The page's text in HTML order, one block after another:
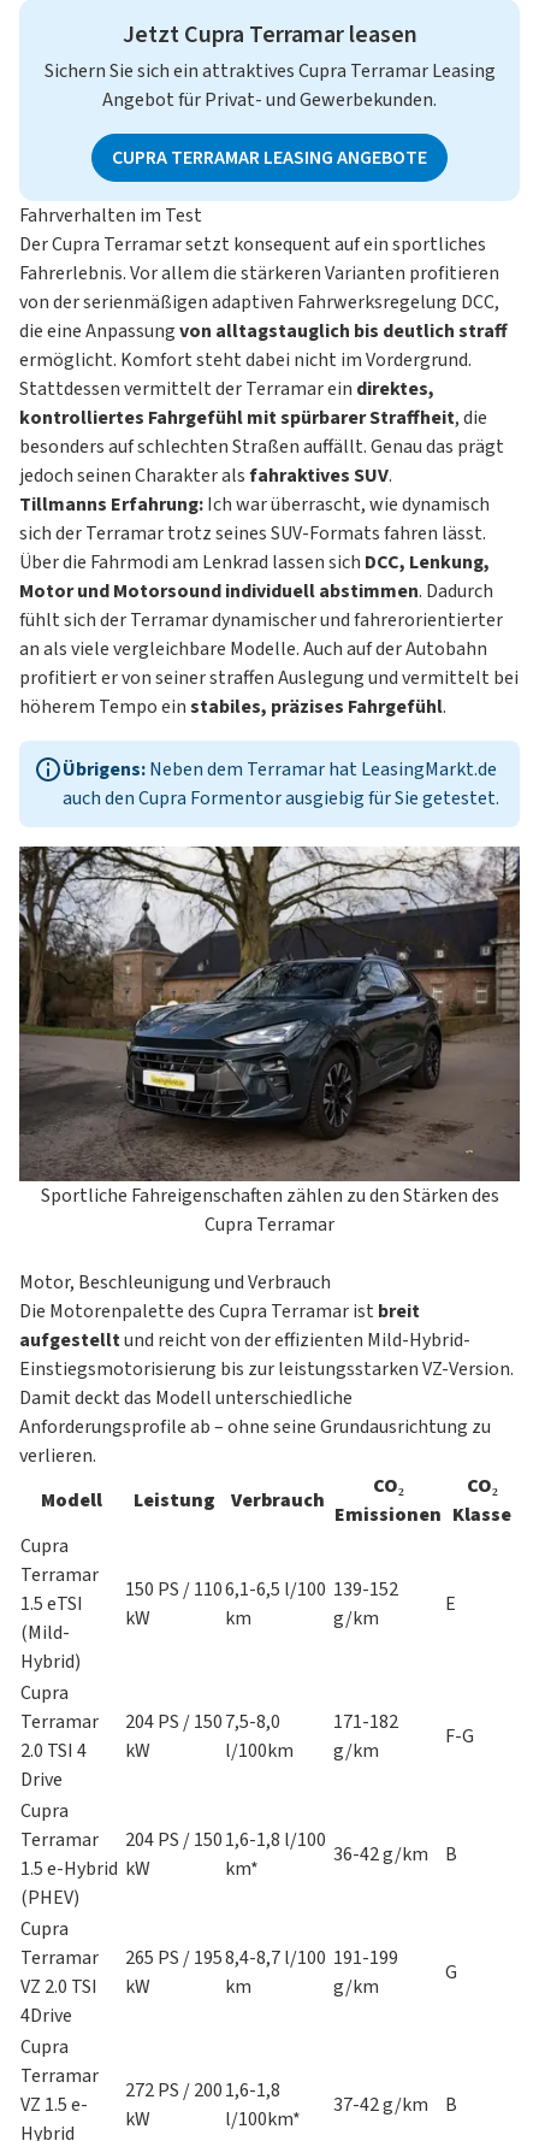
Jetzt Cupra Terramar leasen
Sichern Sie sich ein attraktives Cupra Terramar Leasing
Angebot für Privat- und Gewerbekunden.
CUPRA TERRAMAR LEASING ANGEBOTE
Fahrverhalten im Test
Der Cupra Terramar setzt konsequent auf ein sportliches
Fahrerlebnis. Vor allem die stärkeren Varianten profitieren
von der serienmäßigen adaptiven Fahrwerksregelung DCC,
die eine Anpassungvon alltagstauglich bis deutlich straff
ermöglicht. Komfort steht dabei nicht im Vordergrund.
Stattdessen vermittelt der Terramar ein direktes,
kontrolliertes Fahrgefühl mit spürbarer Straffheit, die
besonders auf schlechten Straßen auffällt. Genau das prägt
jedoch seinen Charakter alsfahraktives SUV.
Tillmanns Erfahrung:Ich war überrascht, wie dynamisch
sich der Terramar trotz seines SUV-Formats fahren lässt.
Über die Fahrmodi am Lenkrad lassen sich DCC, Lenkung,
Motor und Motorsound individuell abstimmen. Dadurch
fühlt sich der Terramar dynamischer und fahrerorientierter
an als viele vergleichbare Modelle. Auch auf der Autobahn
profitiert er von seiner straffen Auslegung und vermittelt bei
höherem Tempo einstabiles, präzises Fahrgefühl.
Übrigens:Neben dem Terramar hat LeasingMarkt.de
auch denCupra Formentorausgiebig für Sie getestet.
Sportliche Fahreigenschaften zählen zu den Stärken des
Cupra Terramar
Motor, Beschleunigung und Verbrauch
Die Motorenpalette des Cupra Terramar ist breit
aufgestelltund reicht von der effizienten Mild-Hybrid-
Einstiegsmotorisierung bis zur leistungsstarken VZ-Version.
Damit deckt das Modell unterschiedliche
Anforderungsprofile ab – ohne seine Grundausrichtung zu
verlieren.
Modell
Leistung Verbrauch
CO₂
Emissionen
CO₂
Klasse
Cupra
Terramar
1.5 eTSI
(Mild-
Hybrid)
150 PS / 110
kW
6,1-6,5 l/100
km
139-152
g/km
E
Cupra
Terramar
2.0 TSI 4
Drive
204 PS / 150
kW
7,5-8,0
l/100km
171-182
g/km
F-G
Cupra
Terramar
1.5 e-Hybrid
(PHEV)
204 PS / 150
kW
1,6-1,8 l/100
km*
36-42 g/km B
Cupra
Terramar
VZ 2.0 TSI
4Drive
265 PS / 195
kW
8,4-8,7 l/100
km
191-199
g/km
G
Cupra
Terramar
VZ 1.5 e-
Hybrid
272 PS / 200
kW
1,6-1,8
l/100km*
37-42 g/km B